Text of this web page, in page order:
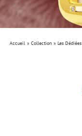
Accueil Collection Les Dédiées